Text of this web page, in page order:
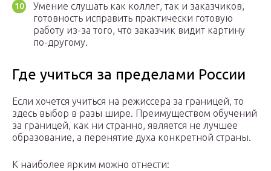
Умение слушать как коллег, так и заказчиков,
готовность исправить практически готовую
работу из-за того, что заказчик видит картину
по-другому.
Где учиться за пределами России
Если хочется учиться на режиссера за границей, то
здесь выбор в разы шире. Преимуществом обучений
за границей, как ни странно, является не лучшее
образование, а перенятие духа конкретной страны.
К наиболее ярким можно отнести: